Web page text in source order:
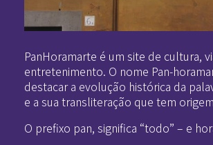
PanHoramarte é um site de cultura,
entretenimento. O nome Pan-
destacar a evolução histórica da
e a sua transliteração que tem
O prefixo pan, significa “todo” – e